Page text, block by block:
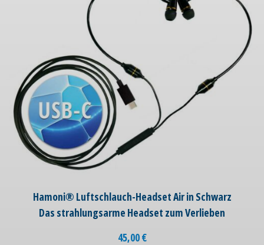
Hamoni® Luftschlauch-Headset Air in Schwarz
Das strahlungsarme Headset zum Verlieben
45,00€